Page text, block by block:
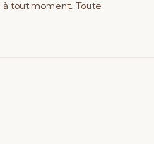
tout moment. Toute